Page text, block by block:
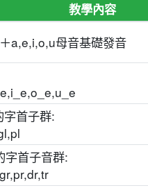
教學內容
a,e,i,o,u母音基礎發音
字首子群:
字首子音群: